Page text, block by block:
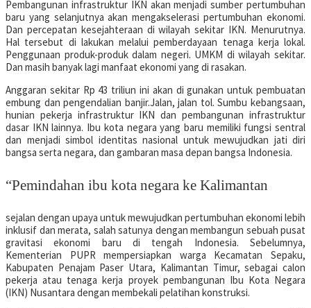
Pembangunan infrastruktur IKN akan menjadi sumber pertumbuhan
baru yang selanjutnya akan mengakselerasi pertumbuhan ekonomi.
Dan percepatan kesejahteraan di wilayah sekitar IKN. Menurutnya.
Hal tersebut di lakukan melalui pemberdayaan tenaga kerja lokal.
Penggunaan produk-produk dalam negeri. UMKM di wilayah sekitar.
Dan masih banyak lagi manfaat ekonomi yang di rasakan.
Anggaran sekitar Rp 43 triliun ini akan di gunakan untuk pembuatan
embung dan pengendalian banjir.Jalan, jalan tol. Sumbu kebangsaan,
hunian pekerja infrastruktur IKN dan pembangunan infrastruktur
dasar IKN lainnya. Ibu kota negara yang baru memiliki fungsi sentral
dan menjadi simbol identitas nasional untuk mewujudkan jati diri
bangsa serta negara, dan gambaran masa depan bangsa Indonesia.
“Pemindahan ibu kota negara ke Kalimantan
sejalan dengan upaya untuk mewujudkan pertumbuhan ekonomi lebih
inklusif dan merata, salah satunya dengan membangun sebuah pusat
gravitasi ekonomi baru di tengah Indonesia. Sebelumnya,
Kementerian PUPR mempersiapkan warga Kecamatan Sepaku,
Kabupaten Penajam Paser Utara, Kalimantan Timur, sebagai calon
pekerja atau tenaga kerja proyek pembangunan Ibu Kota Negara
(IKN) Nusantara dengan membekali pelatihan konstruksi.